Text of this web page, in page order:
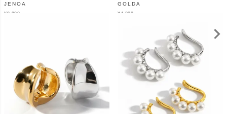
JENOA
¥9,900
GOLDA
¥ 4,380